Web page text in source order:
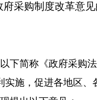
采购制度改革意
简称《政府采购法
施，促进各地区、